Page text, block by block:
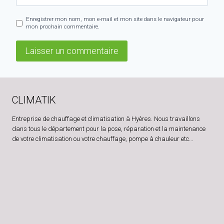
Enregistrer mon nom, mon e-mail et mon site dans le navigateur pour
mon prochain commentaire.
CLIMATIK
Entreprise de chauffage et climatisation à Hyères. Nous travaillons
dans tous le département pour la pose, réparation et la maintenance
de votre climatisation ou votre chauffage, pompe à chauleur etc…